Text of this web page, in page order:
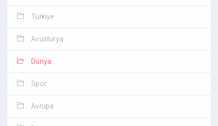
Türkiye
Avusturya
Dünya
Spor
Avrupa